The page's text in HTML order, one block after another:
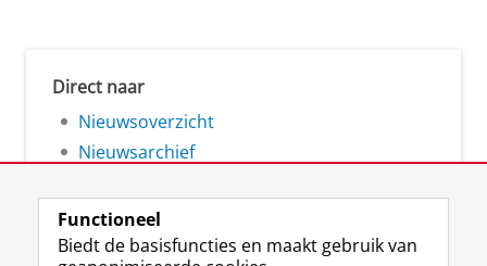
Direct naar
Nieuwsoverzicht
Nieuwsarchief
Functioneel
Biedt de basisfuncties en maakt gebruik van